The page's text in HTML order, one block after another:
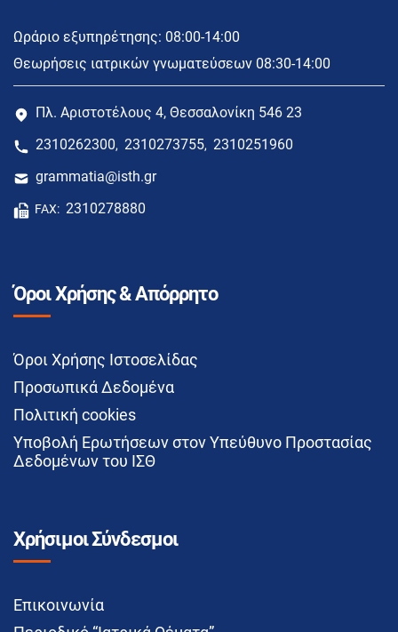
Ωράριο εξυπηρέτησης: 08:00-14:00
Θεωρήσεις ιατρικών γνωματεύσεων 08:30-14:00
Πλ. Αριστοτέλους 4, Θεσσαλονίκη 546 23
2310262300, 2310273755, 2310251960
grammatia@isth.gr
FAX: 2310278880
Όροι Χρήσης & Απόρρητο
Όροι Χρήσης Ιστοσελίδας
Προσωπικά Δεδομένα
Πολιτική cookies
Υποβολή Ερωτήσεων στον Υπεύθυνο Προστασίας
Δεδομένων του ΙΣΘ
Χρήσιμοι Σύνδεσμοι
Επικοινωνία